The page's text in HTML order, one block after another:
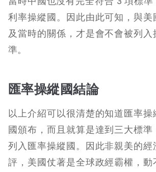
利率操縱國。因此由此可知，與美
及當時的關係，才是會不會被列
準。
匯率操縱國結論
以上介紹可以很清楚的知道匯率操
國頒布，而且就算是達到三大標準
列入匯率操縱國。因此非親美的經
評，美國仗著是全球政經霸權，動